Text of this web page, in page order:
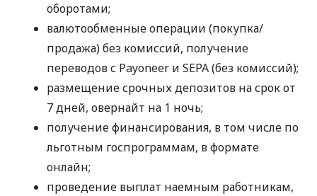
оборотами;
валютообменные операции (покупка/
продажа) без комиссий, получение
переводов с Payoneer и SEPA (без комиссий);
размещение срочных депозитов на срок от
7 дней, овернайт на 1 ночь;
получение финансирования, в том числе по
льготным госпрограммам, в формате
онлайн;
проведение выплат наемным работникам,